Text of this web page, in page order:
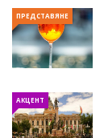
ПРЕДСТАВЯНЕ
АКЦЕНТ